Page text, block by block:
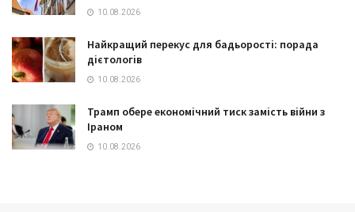
10.08.2026
Найкращий перекус для бадьорості: порада
дієтологів
10.08.2026
Трамп обере економічний тиск замість війни з
Іраном
10.08.2026